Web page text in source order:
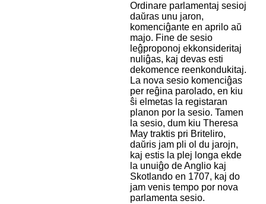
Ordinare parlamentaj sesioj
daŭras unu jaron,
komenciĝante en aprilo aŭ
majo. Fine de sesio
leĝproponoj ekkonsideritaj
nuliĝas, kaj devas esti
dekomence reenkondukitaj.
La nova sesio komenciĝas
per reĝina parolado, en kiu
ŝi elmetas la registaran
planon por la sesio. Tamen
la sesio, dum kiu Theresa
May traktis pri Briteliro,
daŭris jam pli ol du jarojn,
kaj estis la plej longa ekde
la unuiĝo de Anglio kaj
Skotlando en 1707, kaj do
jam venis tempo por nova
parlamenta sesio.